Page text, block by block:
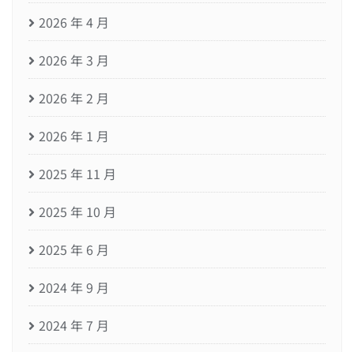
2026 年 4 月
2026 年 3 月
2026 年 2 月
2026 年 1 月
2025 年 11 月
2025 年 10 月
2025 年 6 月
2024 年 9 月
2024 年 7 月